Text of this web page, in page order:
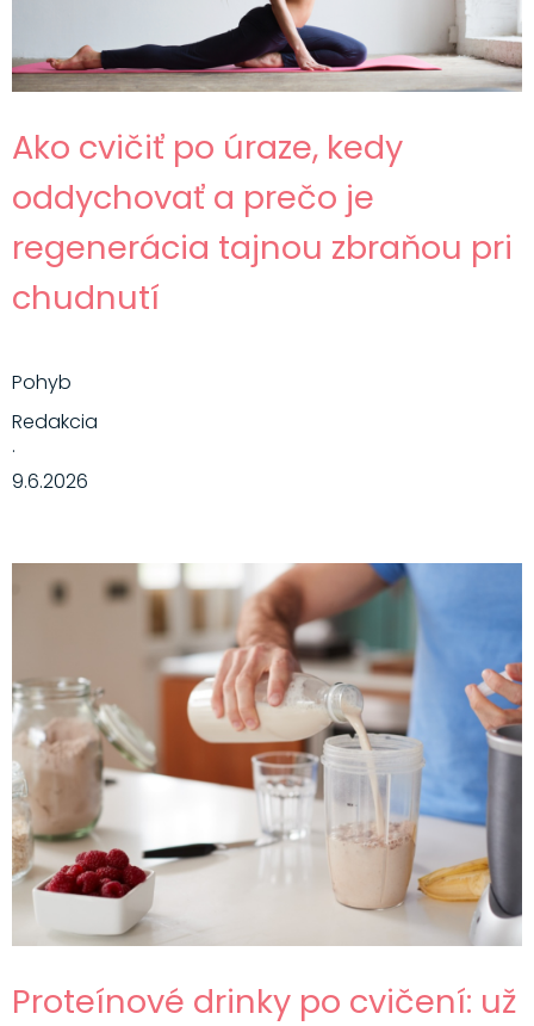
Ako cvičiť po úraze, kedy
oddychovať a prečo je
regenerácia tajnou zbraňou pri
chudnutí
Pohyb
Redakcia
·
9.6.2026
Proteínové drinky po cvičení: už